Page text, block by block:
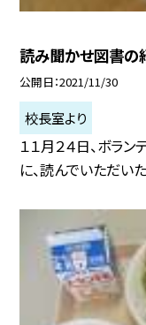
読み聞かせ図書の
公開日 2021/11/30
校長室より
１１月２４日、ボラ
に、読んでいただい